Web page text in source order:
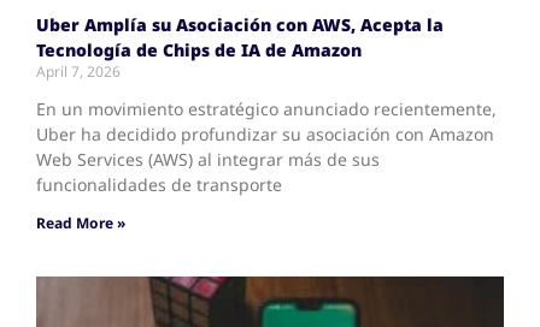
Uber Amplía su Asociación con AWS, Acepta la
Tecnología de Chips de IA de Amazon
April 7, 2026
En un movimiento estratégico anunciado recientemente,
Uber ha decidido profundizar su asociación con Amazon
Web Services (AWS) al integrar más de sus
funcionalidades de transporte
Read More »